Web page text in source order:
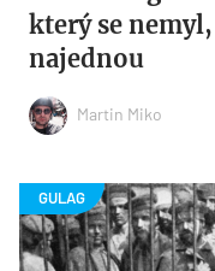
který se
najednou
Martin Miko